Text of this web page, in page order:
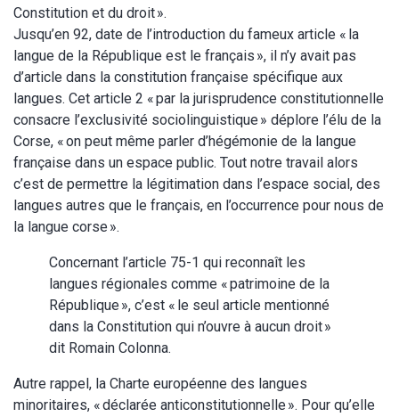
Constitution et du droit ».
Jusqu’en 92, date de l’introduction du fameux article « la
langue de la République est le français », il n’y avait pas
d’article dans la constitution française spécifique aux
langues. Cet article 2 « par la jurisprudence constitutionnelle
consacre l’exclusivité sociolinguistique » déplore l’élu de la
Corse, « on peut même parler d’hégémonie de la langue
française dans un espace public. Tout notre travail alors
c’est de permettre la légitimation dans l’espace social, des
langues autres que le français, en l’occurrence pour nous de
la langue corse ».
Concernant l’article 75-1 qui reconnaît les
langues régionales comme « patrimoine de la
République », c’est « le seul article mentionné
dans la Constitution qui n’ouvre à aucun droit »
dit Romain Colonna.
Autre rappel, la Charte européenne des langues
minoritaires, « déclarée anticonstitutionnelle ». Pour qu’elle